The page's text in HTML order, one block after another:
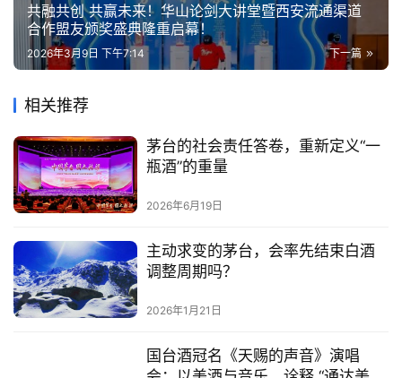
共融共创 共赢未来！华山论剑大讲堂暨西安流通渠道
合作盟友颁奖盛典隆重启幕！
下一篇
2026年3月9日 下午7:14
相关推荐
茅台的社会责任答卷，重新定义“一
瓶酒”的重量
2026年6月19日
主动求变的茅台，会率先结束白酒
调整周期吗？
2026年1月21日
国台酒冠名《天赐的声音》演唱